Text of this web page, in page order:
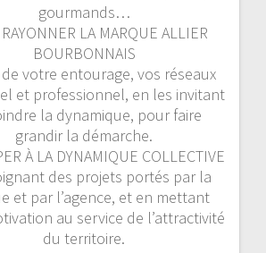
gourmands…
RAYONNER LA MARQUE ALLIER
BOURBONNAIS
votre entourage, vos réseaux
et professionnel, en les invitant
la dynamique, pour faire
grandir la démarche.
À LA DYNAMIQUE COLLECTIVE
des projets portés par la
et par l’agence, et en mettant
au service de l’attractivité
du territoire.